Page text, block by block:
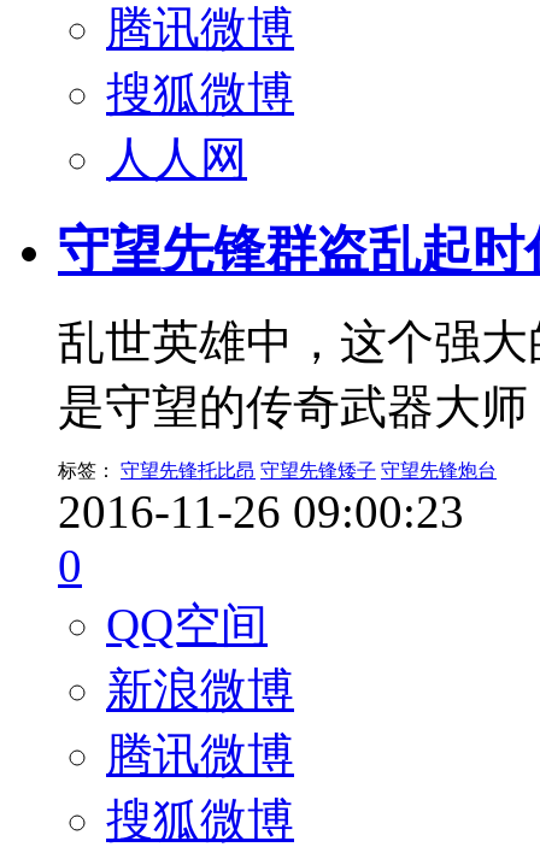
腾讯微博
搜狐微博
人人网
守望先锋群盗乱起
乱世英雄中，这个强
是守望的传奇武器大
标签： 守望先锋托比昂 守望先锋矮子 守望先锋炮台
2016-11-26 09:00:23
0
QQ空间
新浪微博
腾讯微博
搜狐微博